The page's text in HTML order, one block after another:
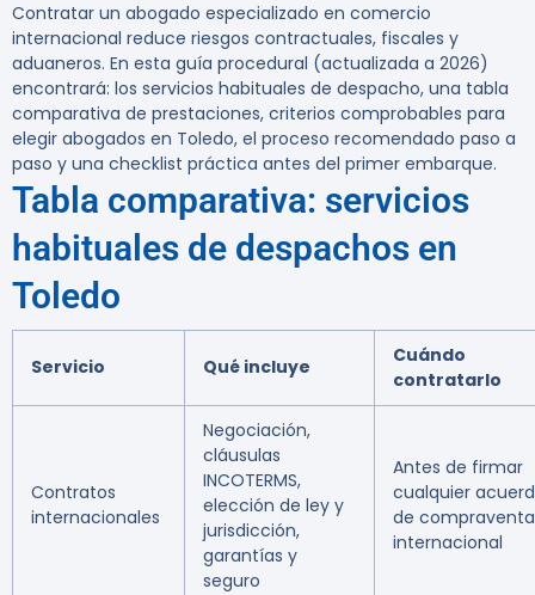
Contratar un abogado especializado en comercio
internacional reduce riesgos contractuales, fiscales y
aduaneros. En esta guía procedural (actualizada a 2026)
encontrará: los servicios habituales de despacho, una tabla
comparativa de prestaciones, criterios comprobables para
elegir abogados en Toledo, el proceso recomendado paso a
paso y una checklist práctica antes del primer embarque.
Tabla comparativa: servicios
habituales de despachos en
Toledo
Servicio Qué incluye
Cuándo
contratarlo
Contratos
internacionales
Negociación,
cláusulas
INCOTERMS,
elección de ley y
jurisdicción,
garantías y
seguro
Antes de firmar
cualquier
de compraventa
internacional